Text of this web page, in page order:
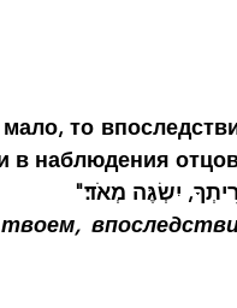
то
в наблюдения
יִשְׂגֶּה מְאֹד׃"